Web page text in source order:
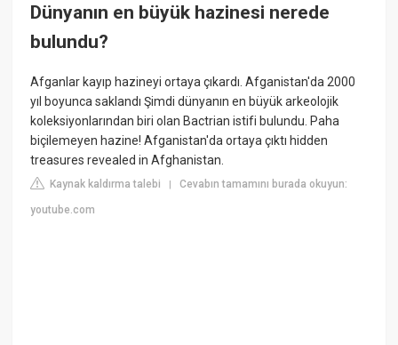
Dünyanın en büyük hazinesi nerede
bulundu?
Afganlar kayıp hazineyi ortaya çıkardı. Afganistan'da 2000
yıl boyunca saklandı Şimdi dünyanın en büyük arkeolojik
koleksiyonlarından biri olan Bactrian istifi bulundu. Paha
biçilemeyen hazine! Afganistan'da ortaya çıktı hidden
treasures revealed in Afghanistan.
Kaynak kaldırma talebi |Cevabın tamamını burada okuyun:
youtube.com